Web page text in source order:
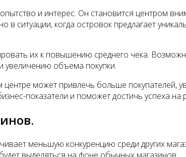
и интерес. Он становится центром
ситуации, когда островок предлагает
их к повышению среднего чека.
увеличению объема покупки.
может привлечь больше покупателей,
показатели и поможет достичь успеха на
меньшую конкуренцию среди других